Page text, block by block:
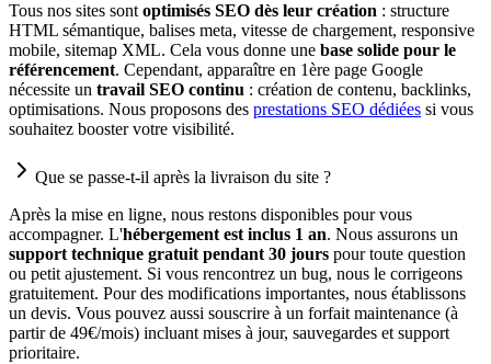
Tous nos sites sont optimisés SEO dès leur création : structure
HTML sémantique, balises meta, vitesse de chargement, responsive
mobile, sitemap XML. Cela vous donne une base solide pour le
référencement. Cependant, apparaître en 1ère page Google
nécessite un travail SEO continu : création de contenu, backlinks,
optimisations. Nous proposons des prestations SEO dédiées si vous
souhaitez booster votre visibilité.
Que se passe-t-il après la livraison du site ?
Après la mise en ligne, nous restons disponibles pour vous
accompagner. L'hébergement est inclus 1 an. Nous assurons un
support technique gratuit pendant 30 jours pour toute question
ou petit ajustement. Si vous rencontrez un bug, nous le corrigeons
gratuitement. Pour des modifications importantes, nous établissons
un devis. Vous pouvez aussi souscrire à un forfait maintenance (à
partir de 49€/mois) incluant mises à jour, sauvegardes et support
prioritaire.